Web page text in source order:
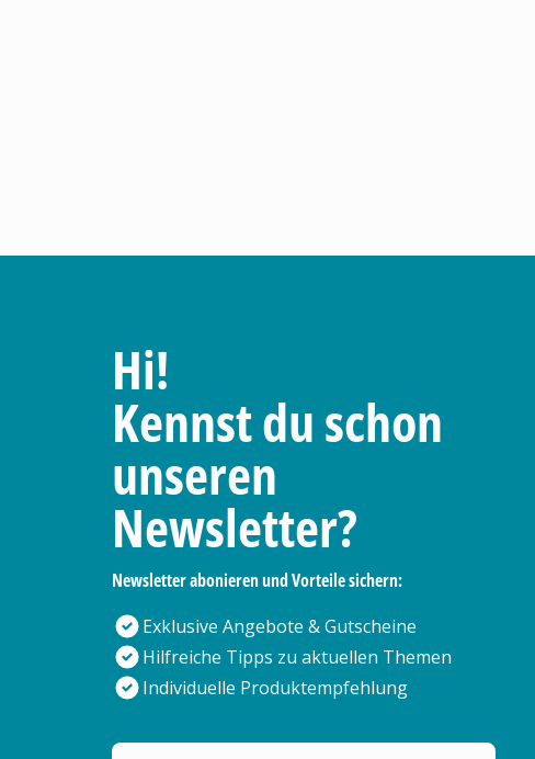
Hi!
Kennst du schon
unseren
Newsletter?
Newsletter abonieren und Vorteile sichern:
Exklusive Angebote & Gutscheine
Hilfreiche Tipps zu aktuellen Themen
Individuelle Produktempfehlung
Deine E-Mail Adresse